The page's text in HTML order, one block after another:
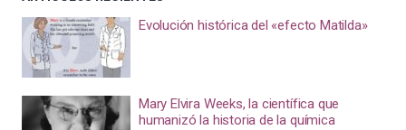
Evolución histórica del «efecto Matilda»
Mary Elvira Weeks, la científica que
humanizó la historia de la química